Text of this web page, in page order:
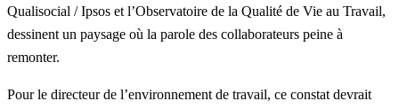
Qualisocial / Ipsos et l’Observatoire de la Qualité de Vie au Travail,
dessinent un paysage où la parole des collaborateurs peine à
remonter.
Pour le directeur de l’environnement de travail, ce constat devrait